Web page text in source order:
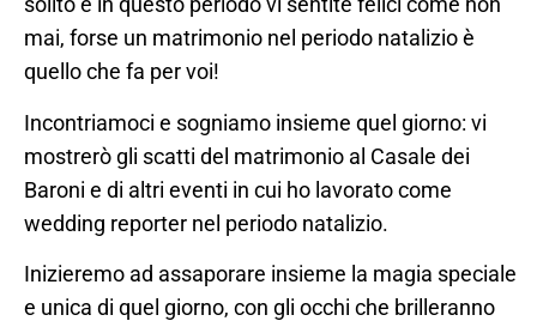
mai, forse un matrimonio nel periodo natalizio è
quello che fa per voi!
Incontriamoci e sogniamo insieme quel giorno: vi
mostrerò gli scatti del matrimonio al Casale dei
Baroni e di altri eventi in cui ho lavorato come
wedding reporter nel periodo natalizio.
Inizieremo ad assaporare insieme la magia speciale
e unica di quel giorno, con gli occhi che brilleranno